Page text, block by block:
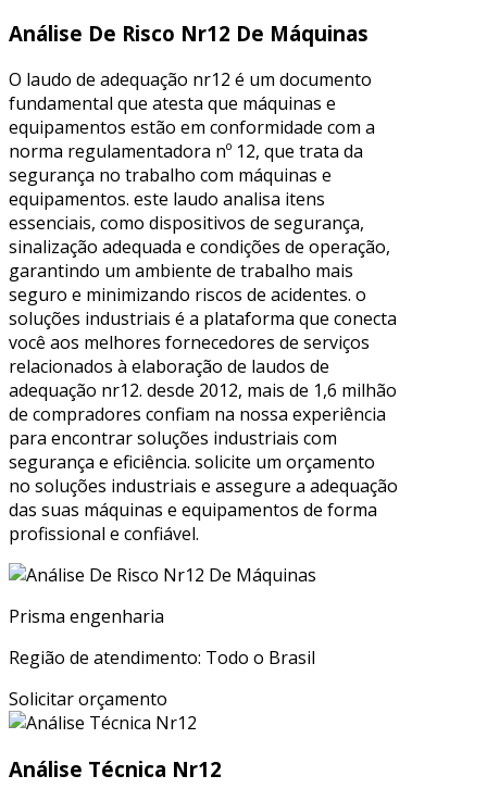
Análise De Risco Nr12 De Máquinas
O laudo de adequação nr12 é um documento
fundamental que atesta que máquinas e
equipamentos estão em conformidade com a
norma regulamentadora nº 12, que trata da
segurança no trabalho com máquinas e
equipamentos. este laudo analisa itens
essenciais, como dispositivos de segurança,
sinalização adequada e condições de operação,
garantindo um ambiente de trabalho mais
seguro e minimizando riscos de acidentes. o
soluções industriais é a plataforma que conecta
você aos melhores fornecedores de serviços
relacionados à elaboração de laudos de
adequação nr12. desde 2012, mais de 1,6 milhão
de compradores confiam na nossa experiência
para encontrar soluções industriais com
segurança e eficiência. solicite um orçamento
no soluções industriais e assegure a adequação
das suas máquinas e equipamentos de forma
profissional e confiável.
Prisma engenharia
Região de atendimento: Todo o Brasil
Solicitar orçamento
Análise Técnica Nr12